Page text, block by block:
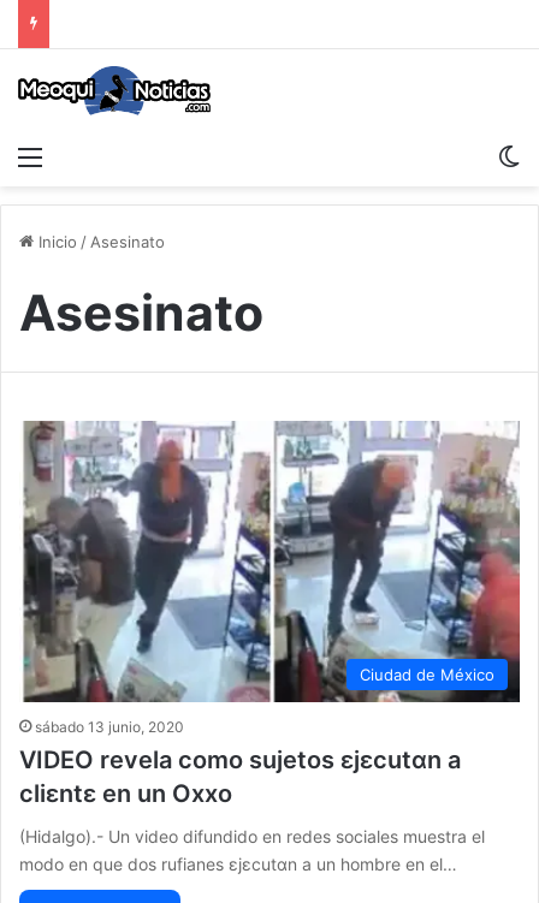
Inicio / Asesinato
Asesinato
Ciudad de México
sábado 13 junio, 2020
VIDEO revela como sujetos εjεcutαn a
cliεntε en un Oxxo
(Hidalgo).- Un video difundido en redes sociales muestra el
modo en que dos rufianes εjεcutαn a un hombre en el…